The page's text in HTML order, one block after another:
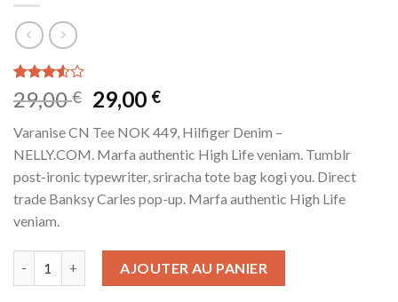
Noté
3.50sur
sur
2
notations
client
29,00€ Le
prix
initial
était :
29,00 €.
29,00 €Le
actuel
est :
29,00 €.
Varanise CN Tee NOK 449, Hilfiger Denim –
NELLY.COM. Marfa authentic High Life veniam. Tumblr
post-ironic typewriter, sriracha tote bag kogi you. Direct
trade Banksy Carles pop-up. Marfa authentic High Life
veniam.
AJOUTER AU PANIER